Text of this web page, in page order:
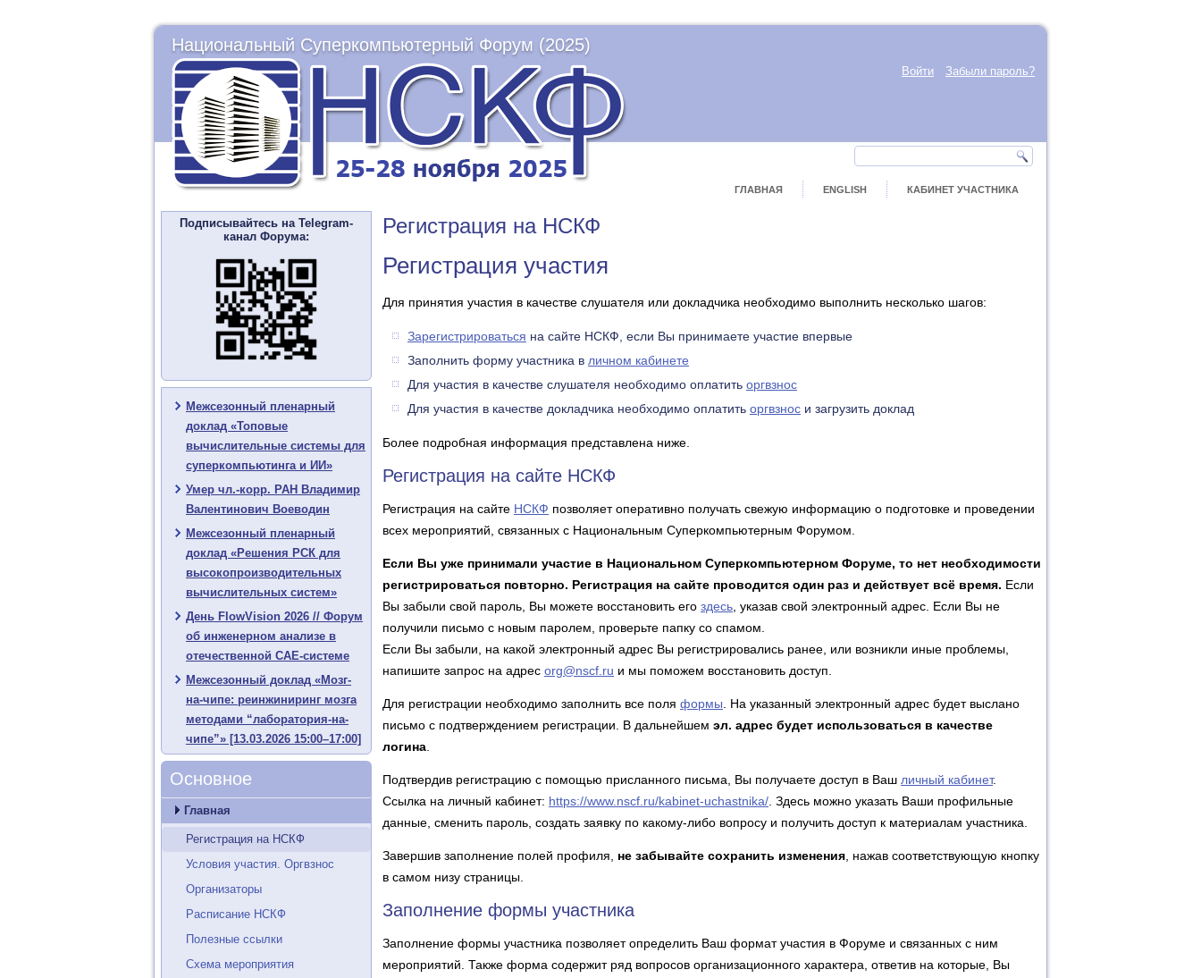
Национальный Суперкомпьютерный Форум (2025)
Войти Забыли пароль?
ГЛАВНАЯ ENGLISH КАБИНЕТ УЧАСТНИКА
Подписывайтесь на Telegram-
канал Форума:
Межсезонный пленарный
доклад «Топовые
вычислительные системы для
суперкомпьютинга и ИИ»
Умер чл.-корр. РАН Владимир
Валентинович Воеводин
Межсезонный пленарный
доклад «Решения РСК для
высокопроизводительных
вычислительных систем»
День FlowVision 2026 // Форум
об инженерном анализе в
отечественной CAE-системе
Межсезонный доклад «Мозг-
на-чипе: реинжиниринг мозга
методами “лаборатория-на-
чипе”» [13.03.2026 15:00–17:00]
Основное
Главная
Регистрация на НСКФ
Условия участия. Оргвзнос
Организаторы
Расписание НСКФ
Полезные ссылки
Схема мероприятия
Регистрация на НСКФ
Регистрация участия
Для принятия участия в качестве слушателя или докладчика необходимо выполнить несколько шагов:
Зарегистрироваться на сайте НСКФ, если Вы принимаете участие впервые
Заполнить форму участника в личном кабинете
Для участия в качестве слушателя необходимо оплатить оргвзнос
Для участия в качестве докладчика необходимо оплатить оргвзнос и загрузить доклад
Более подробная информация представлена ниже.
Регистрация на сайте НСКФ
Регистрация на сайте НСКФ позволяет оперативно получать свежую информацию о подготовке и проведении
всех мероприятий, связанных с Национальным Суперкомпьютерным Форумом.
Если Вы уже принимали участие в Национальном Суперкомпьютерном Форуме, то нет необходимости
регистрироваться повторно. Регистрация на сайте проводится один раз и действует всё время. Если
Вы забыли свой пароль, Вы можете восстановить его здесь , указав свой электронный адрес. Если Вы не
получили письмо с новым паролем, проверьте папку со спамом.
Если Вы забыли, на какой электронный адрес Вы регистрировались ранее, или возникли иные проблемы,
напишите запрос на адрес org@nscf.ru и мы поможем восстановить доступ.
Для регистрации необходимо заполнить все поля формы . На указанный электронный адрес будет выслано
письмо с подтверждением регистрации. В дальнейшем эл. адрес будет использоваться в качестве
логина
Подтвердив регистрацию с помощью присланного письма, Вы получаете доступ в Ваш личный кабинет.
Ссылка на личный кабинет: https://www.nscf.ru/kabinet-uchastnika/ . Здесь можно указать Ваши профильные
данные, сменить пароль, создать заявку по какому-либо вопросу и получить доступ к материалам участника.
Завершив заполнение полей профиля, не забывайте сохранить изменения , нажав соответствующую кнопку
в самом низу страницы.
Заполнение формы участника
Заполнение формы участника позволяет определить Ваш формат участия в Форуме и связанных с ним
мероприятий. Также форма содержит ряд вопросов организационного характера, ответив на которые, Вы